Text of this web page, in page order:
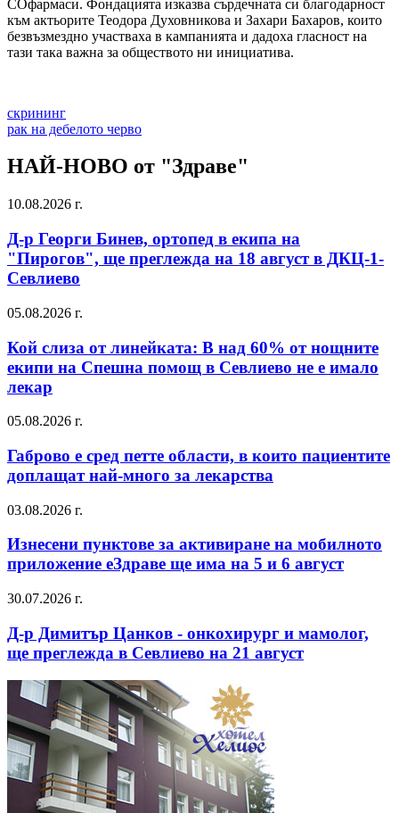
СОфармаси. Фондацията изказва сърдечната си благодарност
към актьорите Теодора Духовникова и Захари Бахаров, които
безвъзмездно участваха в кампанията и дадоха гласност на
тази така важна за обществото ни инициатива.
скрининг
рак на дебелото черво
НАЙ-НОВО от "Здраве"
10.08.2026 г.
Д-р Георги Бинев, ортопед в екипа на
"Пирогов", ще преглежда на 18 август в ДКЦ-1-
Севлиево
05.08.2026 г.
Кой слиза от линейката: В над 60% от нощните
екипи на Спешна помощ в Севлиево не е имало
лекар
05.08.2026 г.
Габрово е сред петте области, в които пациентите
доплащат най-много за лекарства
03.08.2026 г.
Изнесени пунктове за активиране на мобилното
приложение еЗдраве ще има на 5 и 6 август
30.07.2026 г.
Д-р Димитър Цанков - онкохирург и мамолог,
ще преглежда в Севлиево на 21 август